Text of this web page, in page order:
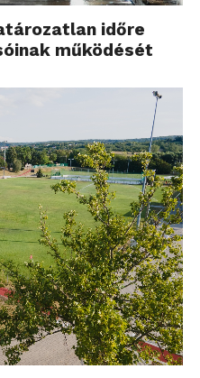
időre
működését